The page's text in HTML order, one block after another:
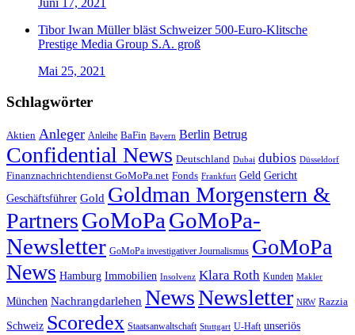
Juni 17, 2021
Tibor Iwan Müller bläst Schweizer 500-Euro-Klitsche
Prestige Media Group S.A. groß
Mai 25, 2021
Schlagwörter
Aktien Anleger Anleihe BaFin Bayern Berlin Betrug
Confidential News Deutschland Dubai dubios Düsseldorf
Finanznachrichtendienst GoMoPa.net Fonds Frankfurt Geld Gericht
Geschäftsführer Gold Goldman Morgenstern &
PartnersGoMoPa GoMoPa-
Newsletter GoMoPa investigativer Journalismus GoMoPa
News Hamburg Immobilien Insolvenz Klara Roth Kunden Makler
München Nachrangdarlehen NewsNewsletter NRW Razzia
Schweiz Scoredex Staatsanwaltschaft Stuttgart U-Haft unseriös